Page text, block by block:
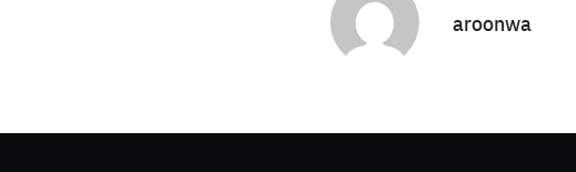
aroonwa